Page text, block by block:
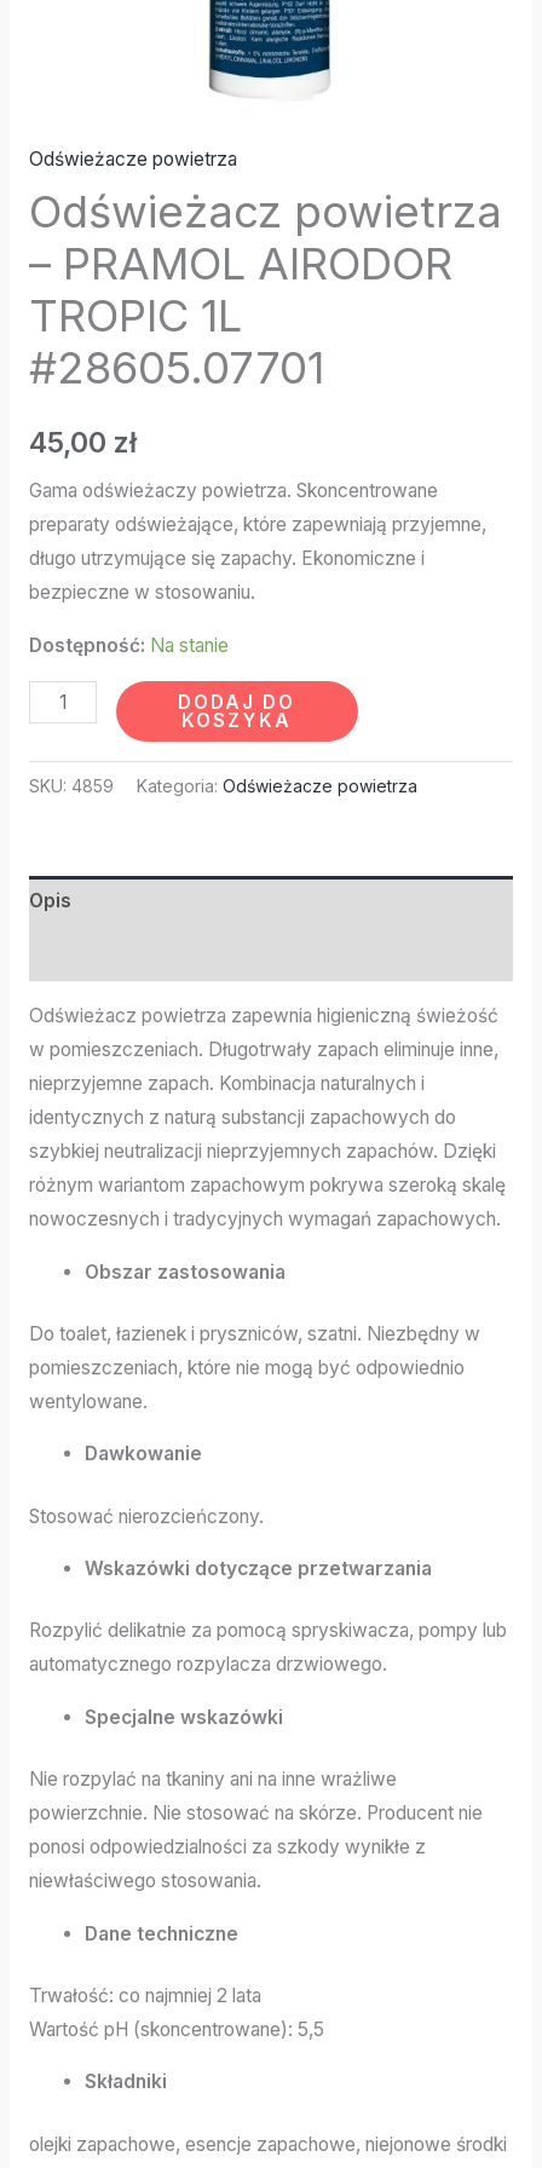
Odświeżacze powietrza
Odświeżacz powietrza
– PRAMOL AIRODOR
TROPIC 1L
#28605.07701
45,00 zł
Gama odświeżaczy powietrza. Skoncentrowane
preparaty odświeżające, które zapewniają przyjemne,
długo utrzymujące się zapachy. Ekonomiczne i
bezpieczne w stosowaniu.
Dostępność: Na stanie
DODAJ DO
KOSZYKA
SKU: 4859 Kategoria: Odświeżacze powietrza
Opis
Odświeżacz powietrza zapewnia higieniczną świeżość
w pomieszczeniach. Długotrwały zapach eliminuje inne,
nieprzyjemne zapach. Kombinacja naturalnych i
identycznych z naturą substancji zapachowych do
szybkiej neutralizacji nieprzyjemnych zapachów. Dzięki
różnym wariantom zapachowym pokrywa szeroką skalę
nowoczesnych i tradycyjnych wymagań zapachowych.
Obszar zastosowania
Do toalet, łazienek i pryszniców, szatni. Niezbędny w
pomieszczeniach, które nie mogą być odpowiednio
wentylowane.
Dawkowanie
Stosować nierozcieńczony.
Wskazówki dotyczące przetwarzania
Rozpylić delikatnie za pomocą spryskiwacza, pompy lub
automatycznego rozpylacza drzwiowego.
Specjalne wskazówki
Nie rozpylać na tkaniny ani na inne wrażliwe
powierzchnie. Nie stosować na skórze. Producent nie
ponosi odpowiedzialności za szkody wynikłe z
niewłaściwego stosowania.
Dane techniczne
Trwałość: co najmniej 2 lata
Wartość pH (skoncentrowane): 5,5
Składniki
olejki zapachowe, esencje zapachowe, niejonowe środki